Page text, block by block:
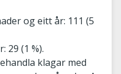
og eitt år: 111 (5
29 (1 %).
klagar med